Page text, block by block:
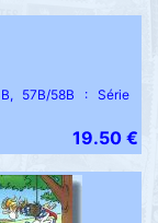
57B/58B : Série
19.50 €